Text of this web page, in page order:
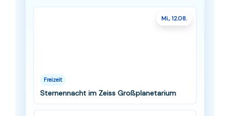
Mi., 12.08.
Freizeit
Sternennacht im Zeiss Großplanetarium